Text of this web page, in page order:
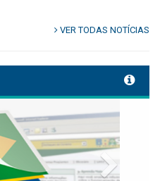
estratégico do
E LUTO OFICIAL
junho de 2026